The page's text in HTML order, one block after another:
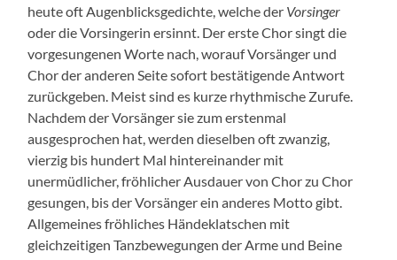
heute oft Augenblicksgedichte, welche der Vorsinger
oder die Vorsingerin ersinnt. Der erste Chor singt die
vorgesungenen Worte nach, worauf Vorsänger und
Chor der anderen Seite sofort bestätigende Antwort
zurückgeben. Meist sind es kurze rhythmische Zurufe.
Nachdem der Vorsänger sie zum erstenmal
ausgesprochen hat, werden dieselben oft zwanzig,
vierzig bis hundert Mal hintereinander mit
unermüdlicher, fröhlicher Ausdauer von Chor zu Chor
gesungen, bis der Vorsänger ein anderes Motto gibt.
Allgemeines fröhliches Händeklatschen mit
gleichzeitigen Tanzbewegungen der Arme und Beine